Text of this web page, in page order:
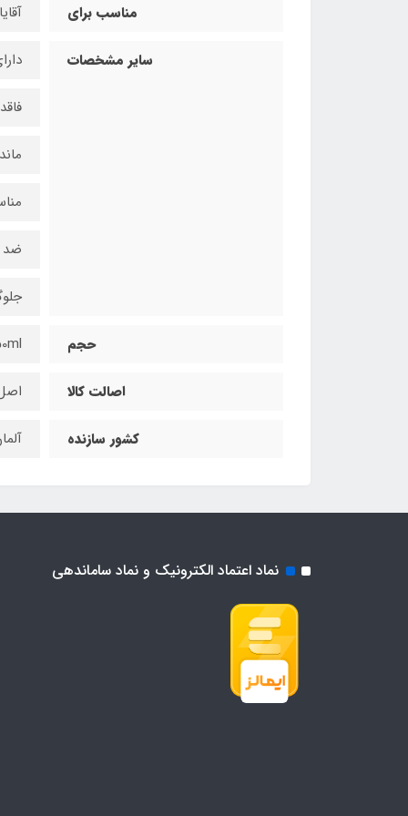
مناسب برای
سایر مشخصات
ضد
حجم
اصالت کالا
کشور سازنده
نماد اعتماد الکترونیک و نماد ساماندهی